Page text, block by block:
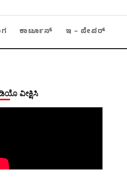
ಕಾರ್ಟೂನ್ ಇ – ಪೇಪರ್
ವೀಕ್ಷಿಸಿ